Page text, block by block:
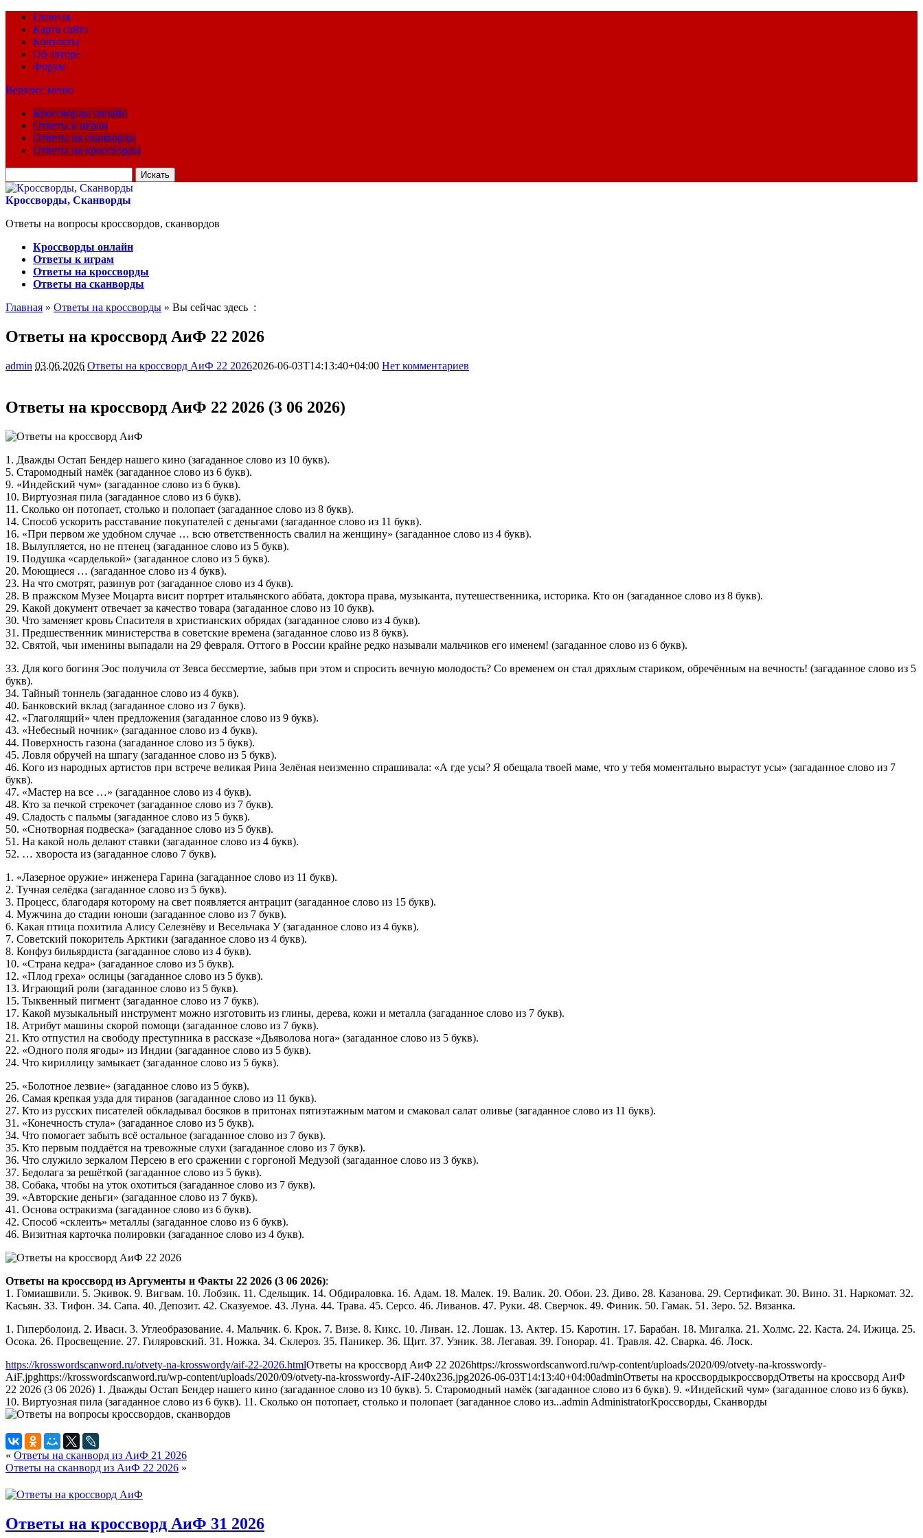
Главная
Карта сайта
Контакты
Об авторе
Форум
Верхнее меню
Кроссворды онлайн
Ответы к играм
Ответы на сканворды
Ответы на кроссворды
для:
Кроссворды, Сканворды
Ответы на вопросы кроссвордов, сканвордов
Кроссворды онлайн
Ответы к играм
Ответы на кроссворды
Ответы на сканворды
Главная » Ответы на кроссворды » Вы сейчас здесь :
Ответы на кроссворд АиФ 22 2026
admin 03.06.2026 Ответы на кроссворд АиФ 22 20262026-06-03T14:13:40+04:00 Нет комментариев
Ответы на кроссворд АиФ 22 2026 (3 06 2026)
1. Дважды Остап Бендер нашего кино (загаданное слово из 10 букв).
5. Старомодный намёк (загаданное слово из 6 букв).
9. «Индейский чум» (загаданное слово из 6 букв).
10. Виртуозная пила (загаданное слово из 6 букв).
11. Сколько он потопает, столько и полопает (загаданное слово из 8 букв).
14. Способ ускорить расставание покупателей с деньгами (загаданное слово из 11 букв).
16. «При первом же удобном случае … всю ответственность свалил на женщину» (загаданное слово из 4 букв).
18. Вылупляется, но не птенец (загаданное слово из 5 букв).
19. Подушка «сарделькой» (загаданное слово из 5 букв).
20. Моющиеся … (загаданное слово из 4 букв).
23. На что смотрят, разинув рот (загаданное слово из 4 букв).
28. В пражском Музее Моцарта висит портрет итальянского аббата, доктора права, музыканта, путешественника, историка. Кто он (загаданное слово из 8 букв).
29. Какой документ отвечает за качество товара (загаданное слово из 10 букв).
30. Что заменяет кровь Спасителя в христианских обрядах (загаданное слово из 4 букв).
31. Предшественник министерства в советские времена (загаданное слово из 8 букв).
32. Святой, чьи именины выпадали на 29 февраля. Оттого в России крайне редко называли мальчиков его именем! (загаданное слово из 6 букв).
33. Для кого богиня Эос получила от Зевса бессмертие, забыв при этом и спросить вечную молодость? Со временем он стал дряхлым стариком, обречённым на вечность! (загаданное слово из 5
букв).
34. Тайный тоннель (загаданное слово из 4 букв).
40. Банковский вклад (загаданное слово из 7 букв).
42. «Глаголящий» член предложения (загаданное слово из 9 букв).
43. «Небесный ночник» (загаданное слово из 4 букв).
44. Поверхность газона (загаданное слово из 5 букв).
45. Ловля обручей на шпагу (загаданное слово из 5 букв).
46. Кого из народных артистов при встрече великая Рина Зелёная неизменно спрашивала: «А где усы? Я обещала твоей маме, что у тебя моментально вырастут усы» (загаданное слово из 7
букв).
47. «Мастер на все …» (загаданное слово из 4 букв).
48. Кто за печкой стрекочет (загаданное слово из 7 букв).
49. Сладость с пальмы (загаданное слово из 5 букв).
50. «Снотворная подвеска» (загаданное слово из 5 букв).
51. На какой ноль делают ставки (загаданное слово из 4 букв).
52. … хвороста из (загаданное слово 7 букв).
1. «Лазерное оружие» инженера Гарина (загаданное слово из 11 букв).
2. Тучная селёдка (загаданное слово из 5 букв).
3. Процесс, благодаря которому на свет появляется антрацит (загаданное слово из 15 букв).
4. Мужчина до стадии юноши (загаданное слово из 7 букв).
6. Какая птица похитила Алису Селезнёву и Весельчака У (загаданное слово из 4 букв).
7. Советский покоритель Арктики (загаданное слово из 4 букв).
8. Конфуз бильярдиста (загаданное слово из 4 букв).
10. «Страна кедра» (загаданное слово из 5 букв).
12. «Плод греха» ослицы (загаданное слово из 5 букв).
13. Играющий роли (загаданное слово из 5 букв).
15. Тыквенный пигмент (загаданное слово из 7 букв).
17. Какой музыкальный инструмент можно изготовить из глины, дерева, кожи и металла (загаданное слово из 7 букв).
18. Атрибут машины скорой помощи (загаданное слово из 7 букв).
21. Кто отпустил на свободу преступника в рассказе «Дьяволова нога» (загаданное слово из 5 букв).
22. «Одного поля ягоды» из Индии (загаданное слово из 5 букв).
24. Что кириллицу замыкает (загаданное слово из 5 букв).
25. «Болотное лезвие» (загаданное слово из 5 букв).
26. Самая крепкая узда для тиранов (загаданное слово из 11 букв).
27. Кто из русских писателей обкладывал босяков в притонах пятиэтажным матом и смаковал салат оливье (загаданное слово из 11 букв).
31. «Конечность стула» (загаданное слово из 5 букв).
34. Что помогает забыть всё остальное (загаданное слово из 7 букв).
35. Кто первым поддаётся на тревожные слухи (загаданное слово из 7 букв).
36. Что служило зеркалом Персею в его сражении с горгоной Медузой (загаданное слово из 3 букв).
37. Бедолага за решёткой (загаданное слово из 5 букв).
38. Собака, чтобы на уток охотиться (загаданное слово из 7 букв).
39. «Авторские деньги» (загаданное слово из 7 букв).
41. Основа остракизма (загаданное слово из 6 букв).
42. Способ «склеить» металлы (загаданное слово из 6 букв).
46. Визитная карточка полировки (загаданное слово из 4 букв).
Ответы на кроссворд из Аргументы и Факты 22 2026 (3 06 2026):
1. Гомиашвили. 5. Экивок. 9. Вигвам. 10. Лобзик. 11. Сдельщик. 14. Обдираловка. 16. Адам. 18. Малек. 19. Валик. 20. Обои. 23. Диво. 28. Казанова. 29. Сертификат. 30. Вино. 31. Наркомат. 32.
Касьян. 33. Тифон. 34. Сапа. 40. Депозит. 42. Сказуемое. 43. Луна. 44. Трава. 45. Серсо. 46. Ливанов. 47. Руки. 48. Сверчок. 49. Финик. 50. Гамак. 51. Зеро. 52. Вязанка.
1. Гиперболоид. 2. Иваси. 3. Углеобразование. 4. Мальчик. 6. Крок. 7. Визе. 8. Кикс. 10. Ливан. 12. Лошак. 13. Актер. 15. Каротин. 17. Барабан. 18. Мигалка. 21. Холмс. 22. Каста. 24. Ижица. 25.
Осока. 26. Просвещение. 27. Гиляровский. 31. Ножка. 34. Склероз. 35. Паникер. 36. Щит. 37. Узник. 38. Легавая. 39. Гонорар. 41. Травля. 42. Сварка. 46. Лоск.
https://krosswordscanword.ru/otvety-na-krosswordy/aif-22-2026.htmlОтветы на кроссворд АиФ 22 2026https://krosswordscanword.ru/wp-content/uploads/2020/09/otvety-na-krosswordy-
AiF.jpghttps://krosswordscanword.ru/wp-content/uploads/2020/09/otvety-na-krosswordy-AiF-240x236.jpg2026-06-03T14:13:40+04:00adminОтветы на кроссвордыкроссвордОтветы на кроссворд АиФ
22 2026 (3 06 2026) 1. Дважды Остап Бендер нашего кино (загаданное слово из 10 букв). 5. Старомодный намёк (загаданное слово из 6 букв). 9. «Индейский чум» (загаданное слово из 6 букв).
10. Виртуозная пила (загаданное слово из 6 букв). 11. Сколько он потопает, столько и полопает (загаданное слово из...admin AdministratorКроссворды, Сканворды
« Ответы на сканворд из АиФ 21 2026
Ответы на сканворд из АиФ 22 2026 »
Ответы на кроссворд АиФ 31 2026